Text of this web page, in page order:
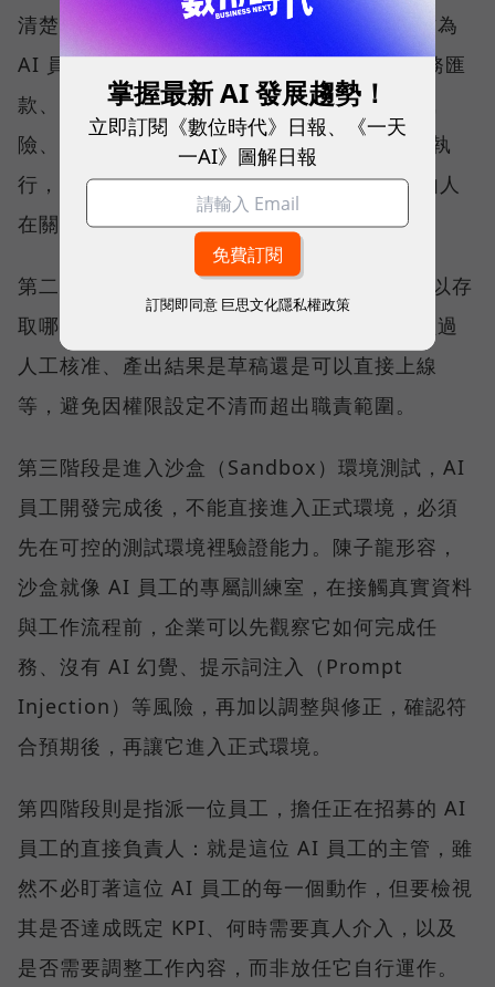
清楚權限與邊界」四項特性的工作，最適合作為
AI 員工的第一個應用場景。相反地，涉及財務匯
款、人際互動、情感信任，或美感判斷等高風
險、難以標準化的工作，則不應完全交由 AI 執
行，而應保留 Human in the Loop 機制，由人
在關鍵節點負責把關與決策。
第二階段則是設定權限邊界，包括 AI 員工可以存
取哪些資料、串接哪些系統、哪些動作必須經過
人工核准、產出結果是草稿還是可以直接上線
等，避免因權限設定不清而超出職責範圍。
第三階段是進入沙盒（Sandbox）環境測試，AI
員工開發完成後，不能直接進入正式環境，必須
先在可控的測試環境裡驗證能力。陳子龍形容，
沙盒就像 AI 員工的專屬訓練室，在接觸真實資料
與工作流程前，企業可以先觀察它如何完成任
務、沒有 AI 幻覺、提示詞注入（Prompt
Injection）等風險，再加以調整與修正，確認符
合預期後，再讓它進入正式環境。
第四階段則是指派一位員工，擔任正在招募的 AI
員工的直接負責人：就是這位 AI 員工的主管，雖
然不必盯著這位 AI 員工的每一個動作，但要檢視
其是否達成既定 KPI、何時需要真人介入，以及
是否需要調整工作內容，而非放任它自行運作。
掌握最新 AI 發展趨勢！
立即訂閱《數位時代》日報、《一天
一AI》圖解日報
訂閱即同意 巨思文化隱私權政策